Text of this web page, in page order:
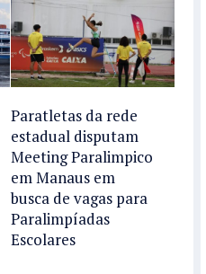
Paratletas da rede
estadual disputam
Meeting Paralimpico
em Manaus em
busca de vagas para
Paralimpíadas
Escolares